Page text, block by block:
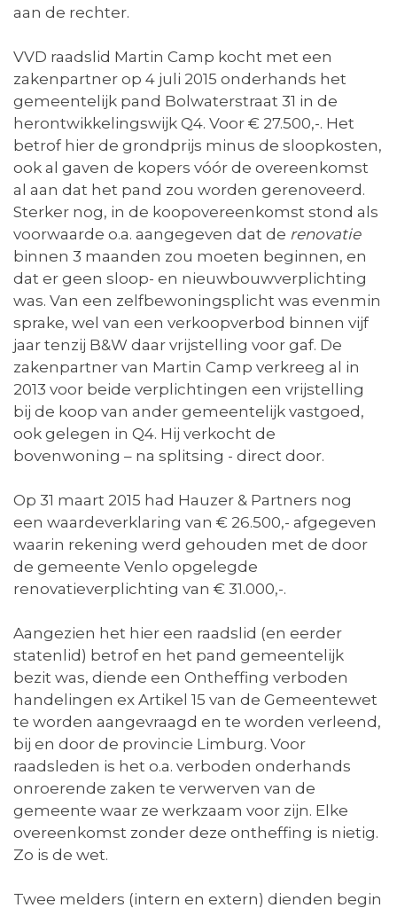
aan de rechter.
VVD raadslid Martin Camp kocht met een
zakenpartner op 4 juli 2015 onderhands het
gemeentelijk pand Bolwaterstraat 31 in de
herontwikkelingswijk Q4. Voor € 27.500,-. Het
betrof hier de grondprijs minus de sloopkosten,
ook al gaven de kopers vóór de overeenkomst
al aan dat het pand zou worden gerenoveerd.
Sterker nog, in de koopovereenkomst stond als
voorwaarde o.a. aangegeven dat de renovatie
binnen 3 maanden zou moeten beginnen, en
dat er geen sloop- en nieuwbouwverplichting
was. Van een zelfbewoningsplicht was evenmin
sprake, wel van een verkoopverbod binnen vijf
jaar tenzij B&W daar vrijstelling voor gaf. De
zakenpartner van Martin Camp verkreeg al in
2013 voor beide verplichtingen een vrijstelling
bij de koop van ander gemeentelijk vastgoed,
ook gelegen in Q4. Hij verkocht de
bovenwoning – na splitsing - direct door.
Op 31 maart 2015 had Hauzer & Partners nog
een waardeverklaring van € 26.500,- afgegeven
waarin rekening werd gehouden met de door
de gemeente Venlo opgelegde
renovatieverplichting van € 31.000,-.
Aangezien het hier een raadslid (en eerder
statenlid) betrof en het pand gemeentelijk
bezit was, diende een Ontheffing verboden
handelingen ex Artikel 15 van de Gemeentewet
te worden aangevraagd en te worden verleend,
bij en door de provincie Limburg. Voor
raadsleden is het o.a. verboden onderhands
onroerende zaken te verwerven van de
gemeente waar ze werkzaam voor zijn. Elke
overeenkomst zonder deze ontheffing is nietig.
Zo is de wet.
Twee melders (intern en extern) dienden begin